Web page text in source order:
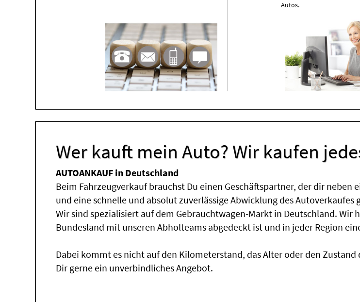
Autos.
Wer kauft mein Auto? Wir kaufen
AUTOANKAUF in Deutschland
Beim Fahrzeugverkauf brauchst Du einen Geschäftspartner, der dir
und eine schnelle und absolut zuverlässige Abwicklung des Autoverkaufes
Wir sind spezialisiert auf dem Gebrauchtwagen-Markt in Deutschland. Wir
Bundesland mit unseren Abholteams abgedeckt ist und in jeder Region
Dabei kommt es nicht auf den Kilometerstand, das Alter oder den Zustand
Dir gerne ein unverbindliches Angebot.